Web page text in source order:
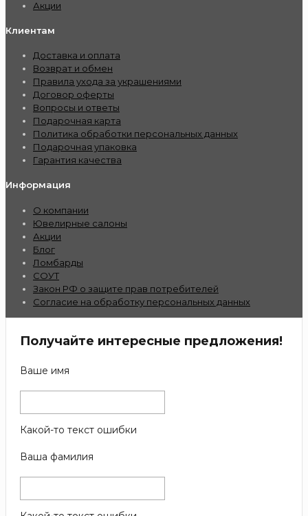
Акции
Клиентам
Доставка и оплата
Возврат и обмен
Правила ухода за украшениями
Договор оферты
Вопросы и ответы
Подарочная карта
Политика обработки персональных данных
Подарочная упаковка
Гарантия качества
Информация
О компании
Ювелирные салоны
Акции
Блог
Ломбарды
СОУТ
Закон РФ о защите прав потребителей
Согласие на обработку персональных данных
Получайте интересные предложения!
Ваше имя
Какой-то текст ошибки
Ваша фамилия